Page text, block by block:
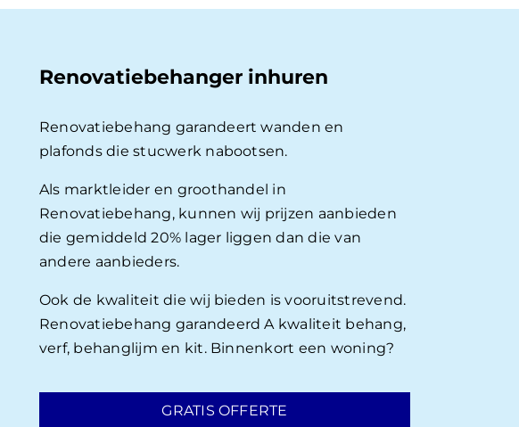
Renovatiebehanger inhuren
Renovatiebehang garandeert wanden en
plafonds die stucwerk nabootsen.
Als marktleider en groothandel in
Renovatiebehang, kunnen wij prijzen aanbieden
die gemiddeld 20% lager liggen dan die van
andere aanbieders.
Ook de kwaliteit die wij bieden is vooruitstrevend.
Renovatiebehang garandeerd A kwaliteit behang,
verf, behanglijm en kit. Binnenkort een woning?
GRATIS OFFERTE